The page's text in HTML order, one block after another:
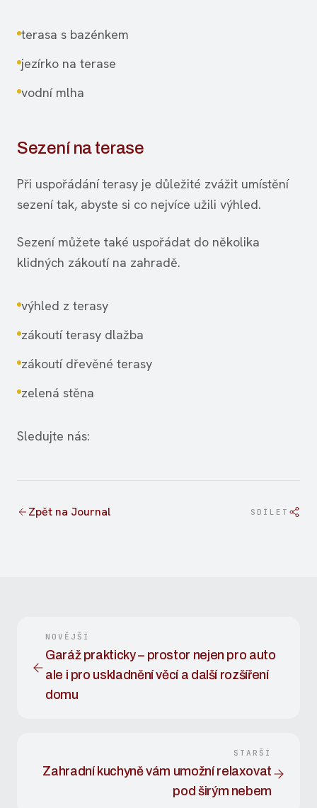
terasa s bazénkem
jezírko na terase
vodní mlha
Sezení na terase
Při uspořádání terasy je důležité zvážit umístění
sezení tak, abyste si co nejvíce užili výhled.
Sezení můžete také uspořádat do několika
klidných zákoutí na zahradě.
výhled z terasy
zákoutí terasy dlažba
zákoutí dřevěné terasy
zelená stěna
Sledujte nás:
Zpět na Journal SDÍLET
NOVĚJŠÍ
Garáž prakticky – prostor nejen pro auto
ale i pro uskladnění věcí a další rozšíření
domu
STARŠÍ
Zahradní kuchyně vám umožní relaxovat
pod širým nebem